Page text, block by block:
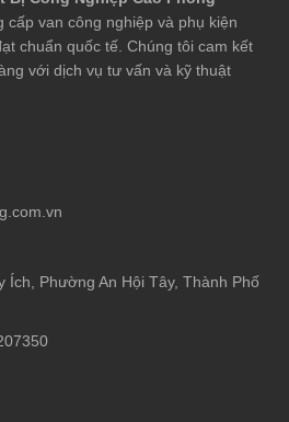
cấp van công nghiệp và phụ kiện
chuẩn quốc tế. Chúng tôi cam kết
với dịch vụ tư vấn và kỹ thuật
Ích, Phường An Hội Tây, Thành Phố